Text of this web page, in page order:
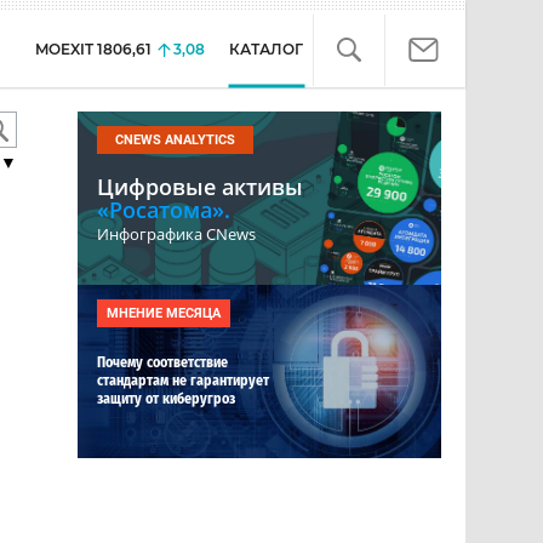
MOEXIT 1806,61 3,08 КАТАЛОГ
CNEWS ANALYTICS
Цифровые активы
«Росатома».
Инфографика CNews
МНЕНИЕ МЕСЯЦА
Почему соответствие
стандартам не гарантирует
защиту от киберугроз